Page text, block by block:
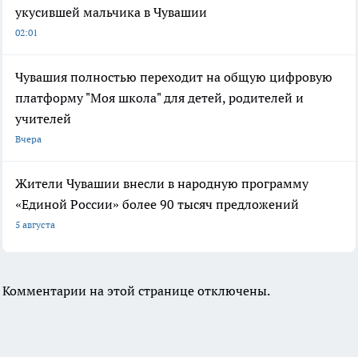
укусившей мальчика в Чувашии
02:01
Чувашия полностью переходит на общую цифровую
платформу "Моя школа" для детей, родителей и
учителей
Вчера
Жители Чувашии внесли в народную программу
«Единой России» более 90 тысяч предложений
5 августа
Комментарии на этой странице отключены.